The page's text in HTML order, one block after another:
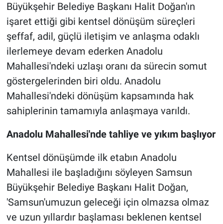
Büyükşehir Belediye Başkanı Halit Doğan'ın
işaret ettiği gibi kentsel dönüşüm süreçleri
şeffaf, adil, güçlü iletişim ve anlaşma odaklı
ilerlemeye devam ederken Anadolu
Mahallesi'ndeki uzlaşı oranı da sürecin somut
göstergelerinden biri oldu. Anadolu
Mahallesi'ndeki dönüşüm kapsamında hak
sahiplerinin tamamıyla anlaşmaya varıldı.
Anadolu Mahallesi'nde tahliye ve yıkım başlıyor
Kentsel dönüşümde ilk etabın Anadolu
Mahallesi ile başladığını söyleyen Samsun
Büyükşehir Belediye Başkanı Halit Doğan,
'Samsun'umuzun geleceği için olmazsa olmaz
ve uzun yıllardır başlaması beklenen kentsel